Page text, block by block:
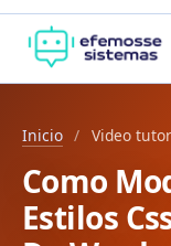
Inicio / Video
Como
Estilos